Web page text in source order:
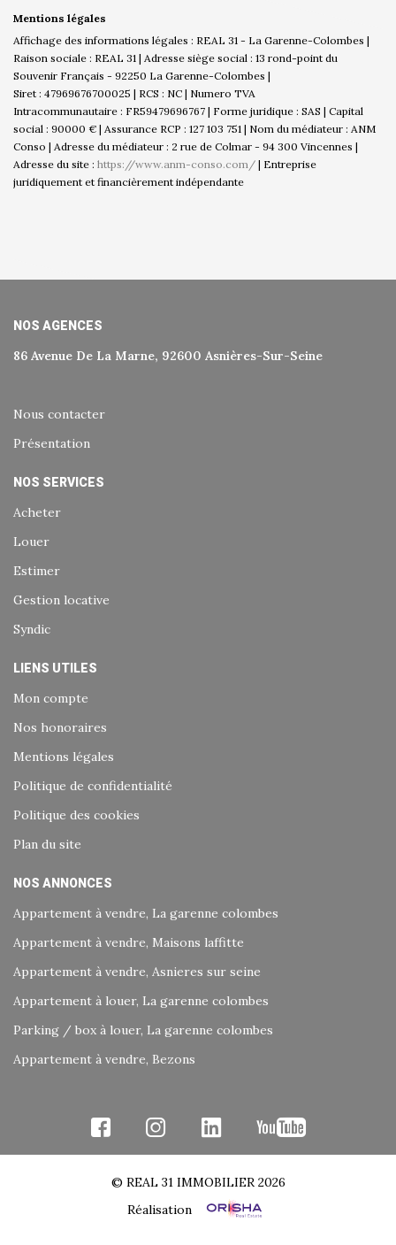
Mentions légales
Affichage des informations légales : REAL 31 - La Garenne-Colombes |
Raison sociale : REAL 31 | Adresse siège social : 13 rond-point du
Souvenir Français - 92250 La Garenne-Colombes |
Siret : 47969676700025 | RCS : NC | Numero TVA
Intracommunautaire : FR59479696767 | Forme juridique : SAS | Capital
social : 90000 € | Assurance RCP : 127 103 751 | Nom du médiateur : ANM
Conso | Adresse du médiateur : 2 rue de Colmar - 94 300 Vincennes |
Adresse du site : https://www.anm-conso.com/ | Entreprise
juridiquement et financièrement indépendante
NOS AGENCES
86 Avenue De La Marne, 92600 Asnières-Sur-Seine
Nous contacter
Présentation
NOS SERVICES
Acheter
Louer
Estimer
Gestion locative
Syndic
LIENS UTILES
Mon compte
Nos honoraires
Mentions légales
Politique de confidentialité
Politique des cookies
Plan du site
NOS ANNONCES
Appartement à vendre, La garenne colombes
Appartement à vendre, Maisons laffitte
Appartement à vendre, Asnieres sur seine
Appartement à louer, La garenne colombes
Parking / box à louer, La garenne colombes
Appartement à vendre, Bezons
© REAL 31 IMMOBILIER 2026
Réalisation